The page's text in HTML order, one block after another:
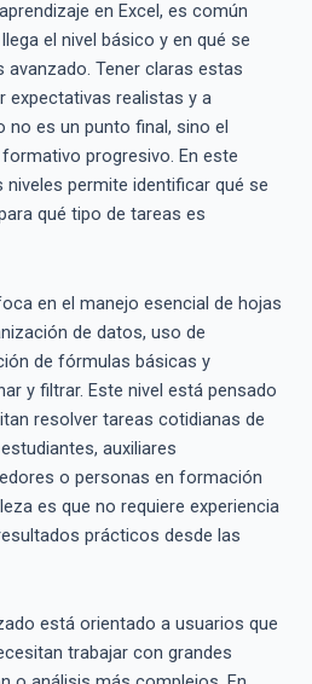
en Excel, es común
el nivel básico y en qué se
avanzado. Tener claras estas
expectativas realistas y a
no es un punto final, sino el
progresivo. En este
permite identificar qué se
qué tipo de tareas es
en el manejo esencial de hojas
de datos, uso de
de fórmulas básicas y
y filtrar. Este nivel está pensado
resolver tareas cotidianas de
auxiliares
o personas en formación
es que no requiere experiencia
prácticos desde las
está orientado a usuarios que
trabajar con grandes